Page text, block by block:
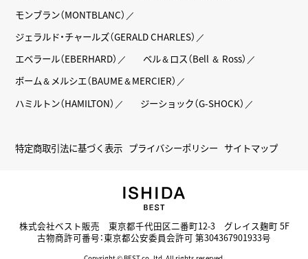
モンブラン（MONTBLANC）
ジェラルド・チャールズ（GERALD CHARLES）
エベラール（EBERHARD）
ベル＆ロス（Bell ＆ Ross）
ボーム＆メルシエ（BAUME＆MERCIER）
ハミルトン（HAMILTON）
ジーショック（G-SHOCK）
特定商取引法に基づく表示 プライバシーポリシー サイトマップ
株式会社ベスト販売 東京都千代田区二番町12-3 グレイス麹町 5F
古物商許可番号：東京都公安委員会許可 第304367901933号